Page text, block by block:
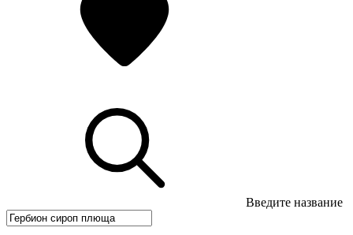
Введите название